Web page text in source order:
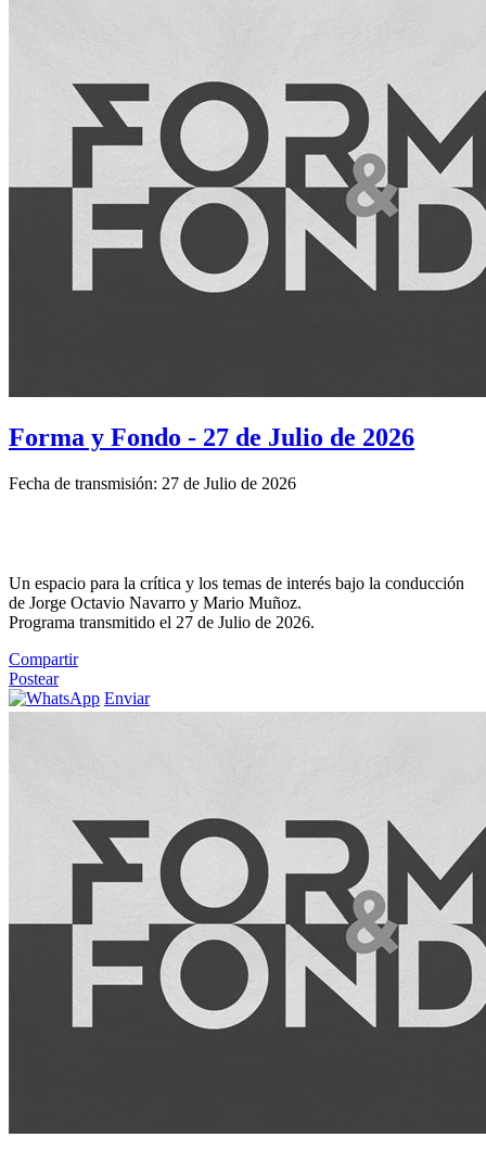
Forma y Fondo - 27 de Julio de 2026
Fecha de transmisión: 27 de Julio de 2026
Un espacio para la crítica y los temas de interés bajo la conducción
de Jorge Octavio Navarro y Mario Muñoz.
Programa transmitido el 27 de Julio de 2026.
Compartir
Postear
Enviar